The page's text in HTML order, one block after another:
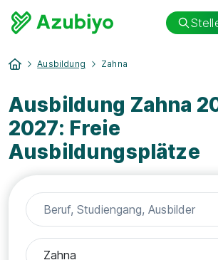
Ausbildung Zahna
Ausbildung Zahna
2027: Freie
Ausbildungsplätze